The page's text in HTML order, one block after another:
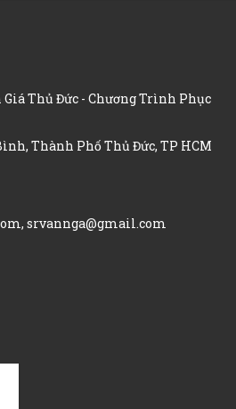
Thủ Đức - Chương Trình Phục
Thành Phố Thủ Đức, TP HCM
srvannga@gmail.com